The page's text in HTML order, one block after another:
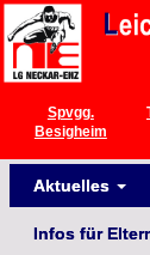
Spvgg.
Besigheim
Aktuelles
Infos für